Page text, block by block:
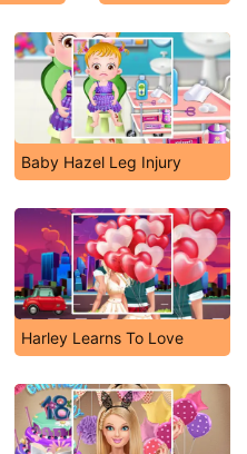
Baby Hazel Leg Injury
Harley Learns To Love